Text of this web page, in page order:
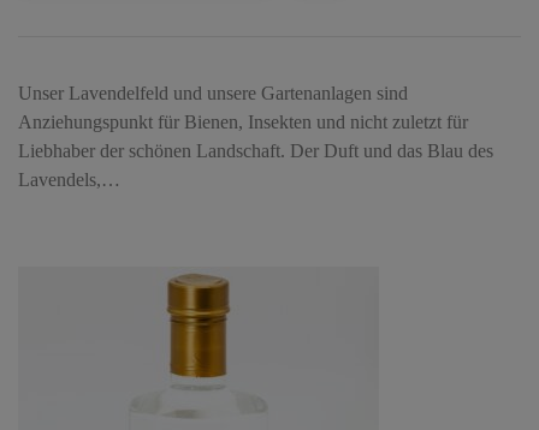
Unser Lavendelfeld und unsere Gartenanlagen sind
Anziehungspunkt für Bienen, Insekten und nicht zuletzt für
Liebhaber der schönen Landschaft. Der Duft und das Blau des
Lavendels,…